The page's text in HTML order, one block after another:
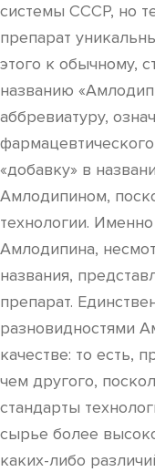
системы СССР, но
препарат
этого к обычному,
названию
аббревиатуру,
«добавку» в
Амлодипином,
технологии.
Амлодипина,
названия,
препарат.
разновидностями
качестве: то есть,
чем другого,
стандарты
сырье более
каких-либо